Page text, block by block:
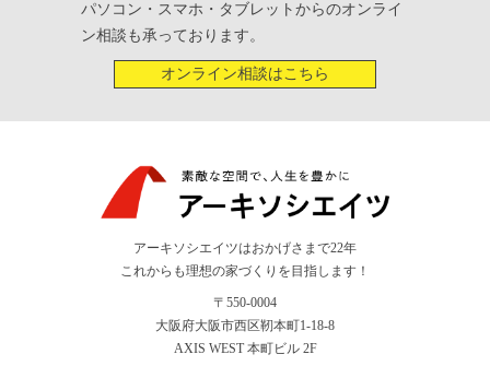
パソコン・スマホ・タブレットからのオンライ
ン相談も承っております。
オンライン相談はこちら
アーキソシエイツはおかげさまで22年
これからも理想の家づくりを目指します！
〒550-0004
大阪府大阪市西区靭本町1-18-8
AXIS WEST 本町ビル 2F